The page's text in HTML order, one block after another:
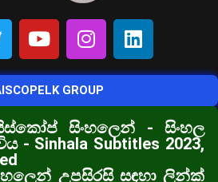
GROUP
සිංහලෙන් - සිංහල
- Sinhala Subtitles 2023,
උපසිරසි සඳහා ලින්ක්